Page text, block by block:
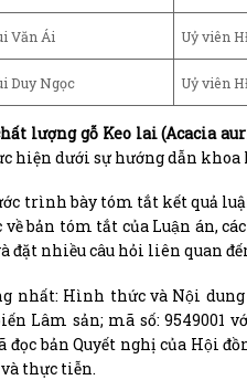
Văn Ái Uỷ viên
Duy Ngọc Uỷ viên
lượng gỗ Keo lai (Acacia
hiện dưới sự hướng dẫn khoa
trình bày tóm tắt kết quả
về bản tóm tắt của Luận án,
đặt nhiều câu hỏi liên quan
nhất: Hình thức và Nội
Lâm sản; mã số: 9549001
đọc bản Quyết nghị của Hội
thực tiễn.